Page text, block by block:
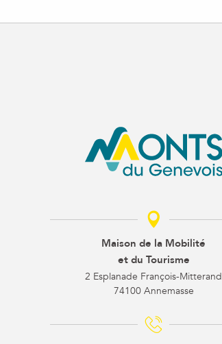
Maison de la Mobilité
et du Tourisme
2 Esplanade François-Mitterand
74100 Annemasse